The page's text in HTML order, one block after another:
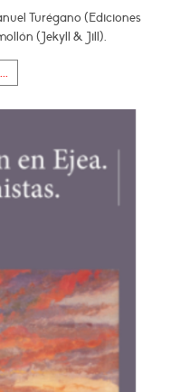
Turégano (Ediciones
(Jekyll & Jill).